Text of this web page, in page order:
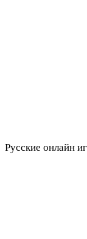
Русские онлайн